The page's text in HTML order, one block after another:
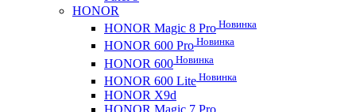
HONOR
HONOR Magic 8 Pro Новинка
HONOR 600 Pro Новинка
HONOR 600 Новинка
HONOR 600 Lite Новинка
HONOR X9d
HONOR Magic 7 Pro